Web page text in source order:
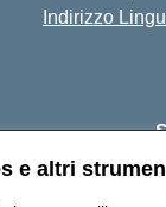
e altri
Indirizzo